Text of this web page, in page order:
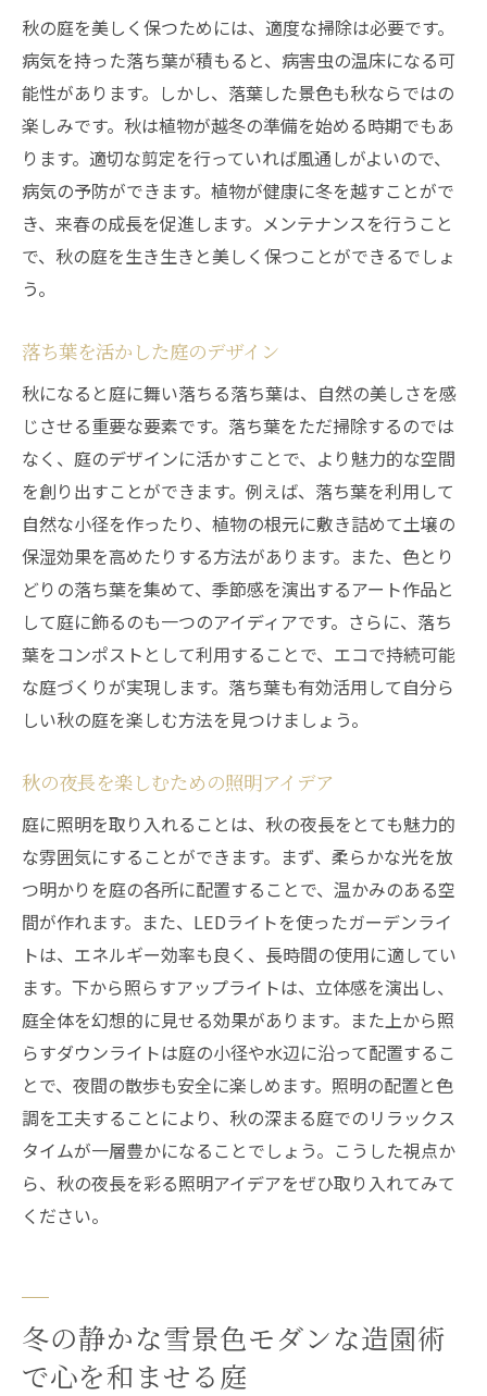
秋の庭を美しく保つためには、適度な掃除は必要です。
病気を持った落ち葉が積もると、病害虫の温床になる可
能性があります。しかし、落葉した景色も秋ならではの
楽しみです。秋は植物が越冬の準備を始める時期でもあ
ります。適切な剪定を行っていれば風通しがよいので、
病気の予防ができます。植物が健康に冬を越すことがで
き、来春の成長を促進します。メンテナンスを行うこと
で、秋の庭を生き生きと美しく保つことができるでしょ
う。
落ち葉を活かした庭のデザイン
秋になると庭に舞い落ちる落ち葉は、自然の美しさを感
じさせる重要な要素です。落ち葉をただ掃除するのでは
なく、庭のデザインに活かすことで、より魅力的な空間
を創り出すことができます。例えば、落ち葉を利用して
自然な小径を作ったり、植物の根元に敷き詰めて土壌の
保湿効果を高めたりする方法があります。また、色とり
どりの落ち葉を集めて、季節感を演出するアート作品と
して庭に飾るのも一つのアイディアです。さらに、落ち
葉をコンポストとして利用することで、エコで持続可能
な庭づくりが実現します。落ち葉も有効活用して自分ら
しい秋の庭を楽しむ方法を見つけましょう。
秋の夜長を楽しむための照明アイデア
庭に照明を取り入れることは、秋の夜長をとても魅力的
な雰囲気にすることができます。まず、柔らかな光を放
つ明かりを庭の各所に配置することで、温かみのある空
間が作れます。また、LEDライトを使ったガーデンライ
トは、エネルギー効率も良く、長時間の使用に適してい
ます。下から照らすアップライトは、立体感を演出し、
庭全体を幻想的に見せる効果があります。また上から照
らすダウンライトは庭の小径や水辺に沿って配置するこ
とで、夜間の散歩も安全に楽しめます。照明の配置と色
調を工夫することにより、秋の深まる庭でのリラックス
タイムが一層豊かになることでしょう。こうした視点か
ら、秋の夜長を彩る照明アイデアをぜひ取り入れてみて
ください。
冬の静かな雪景色モダンな造園術
で心を和ませる庭